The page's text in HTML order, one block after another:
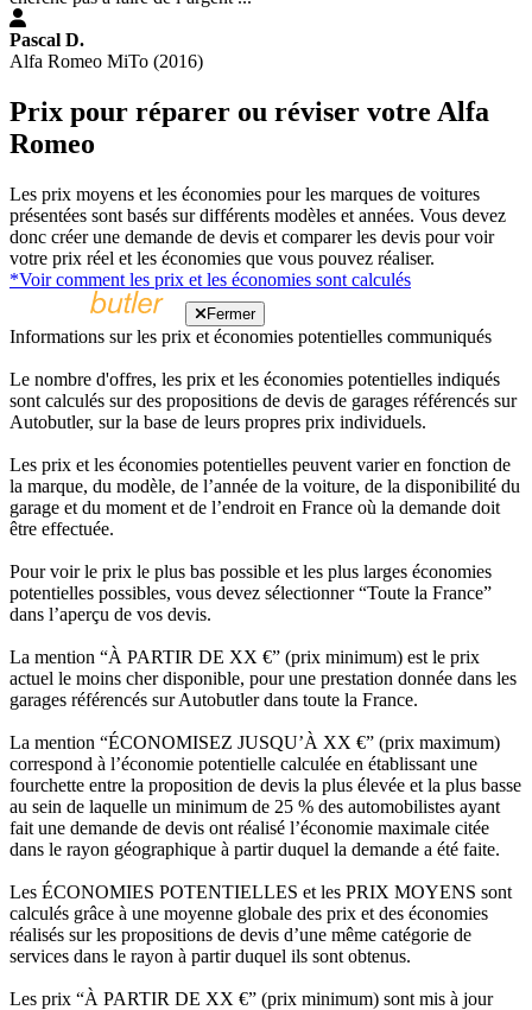
Pascal D.
Alfa Romeo MiTo (2016)
Prix pour réparer ou réviser votre Alfa
Romeo
Les prix moyens et les économies pour les marques de voitures
présentées sont basés sur différents modèles et années. Vous devez
donc créer une demande de devis et comparer les devis pour voir
votre prix réel et les économies que vous pouvez réaliser.
*Voir comment les prix et les économies sont calculés
Fermer
Informations sur les prix et économies potentielles communiqués
Le nombre d'offres, les prix et les économies potentielles indiqués
sont calculés sur des propositions de devis de garages référencés sur
Autobutler, sur la base de leurs propres prix individuels.
Les prix et les économies potentielles peuvent varier en fonction de
la marque, du modèle, de l’année de la voiture, de la disponibilité du
garage et du moment et de l’endroit en France où la demande doit
être effectuée.
Pour voir le prix le plus bas possible et les plus larges économies
potentielles possibles, vous devez sélectionner “Toute la France”
dans l’aperçu de vos devis.
La mention “À PARTIR DE XX €” (prix minimum) est le prix
actuel le moins cher disponible, pour une prestation donnée dans les
garages référencés sur Autobutler dans toute la France.
La mention “ÉCONOMISEZ JUSQU’À XX €” (prix maximum)
correspond à l’économie potentielle calculée en établissant une
fourchette entre la proposition de devis la plus élevée et la plus basse
au sein de laquelle un minimum de 25 % des automobilistes ayant
fait une demande de devis ont réalisé l’économie maximale citée
dans le rayon géographique à partir duquel la demande a été faite.
Les ÉCONOMIES POTENTIELLES et les PRIX MOYENS sont
calculés grâce à une moyenne globale des prix et des économies
réalisés sur les propositions de devis d’une même catégorie de
services dans le rayon à partir duquel ils sont obtenus.
Les prix “À PARTIR DE XX €” (prix minimum) sont mis à jour